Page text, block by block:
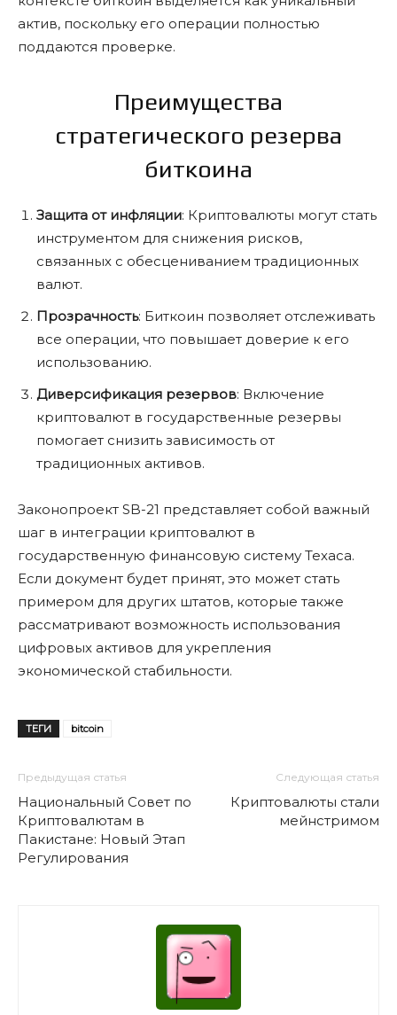
актив, поскольку его операции полностью
поддаются проверке.
Преимущества
стратегического резерва
биткоина
Защита от инфляции: Криптовалюты могут стать
инструментом для снижения рисков,
связанных с обесцениванием традиционных
валют.
Прозрачность: Биткоин позволяет отслеживать
все операции, что повышает доверие к его
использованию.
Диверсификация резервов: Включение
криптовалют в государственные резервы
помогает снизить зависимость от
традиционных активов.
Законопроект SB-21 представляет собой важный
шаг в интеграции криптовалют в
государственную финансовую систему Техаса.
Если документ будет принят, это может стать
примером для других штатов, которые также
рассматривают возможность использования
цифровых активов для укрепления
экономической стабильности.
ТЕГИ bitcoin
Предыдущая статья
Национальный Совет по
Криптовалютам в
Пакистане: Новый Этап
Регулирования
Следующая статья
Криптовалюты стали
мейнстримом